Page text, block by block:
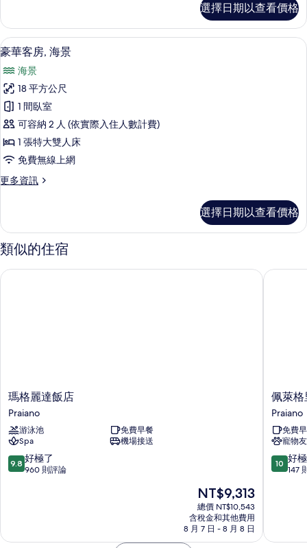
的
所
有
相
片
套
房,
露
海
景
的
詳
情
選擇日期以查看價格
顯
示
豪
華
客
房,
海
景
的
有
相
片
豪華客房, 海景 | 1 間臥室、舒適加層
9
豪華客房, 海景
海景
18 平方公尺
1 間臥室
可容納 2 人 (依實際入住人數計費)
1 張特大雙人床
免費無線上網
更多資訊
更
客
房,
海
的
選擇日期以查看價格
類似的住宿
瑪
格
麗
達
飯
店
Praiano
瑪格麗達飯店
Praiano
游泳池
免費早餐
Spa
機場接送
9.8
分，
極
9.8 好極了
960 則評論
現
在
價
格
為
NT$9,313
總價 NT$10,543
含稅金和其他費用
8 月 7 日 - 8 月 8 日
瑪格麗達飯店
佩
萊
格
里
諾
飯
店
佩萊格
Praiano
免費
寵物
10.0
分，
極
10 好
147
佩萊格